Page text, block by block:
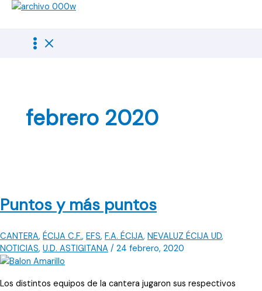
febrero 2020
Puntos y más puntos
CANTERA, ÉCIJA C.F., EFS, F.A. ÉCIJA, NEVALUZ ÉCIJA UD,
NOTICIAS, U.D. ASTIGITANA / 24 febrero, 2020
Los distintos equipos de la cantera jugaron sus respectivos